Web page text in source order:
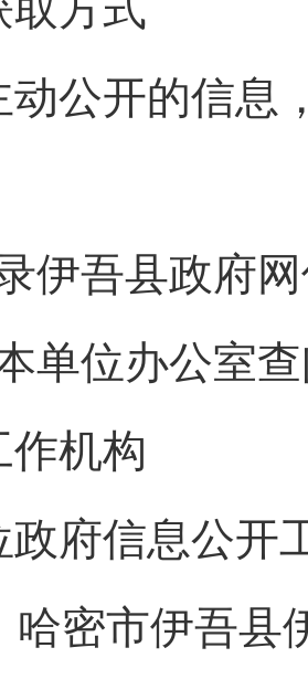
动公开的信息
伊吾县政府
单位办公室
作机构
政府信息公开
哈密市伊吾县